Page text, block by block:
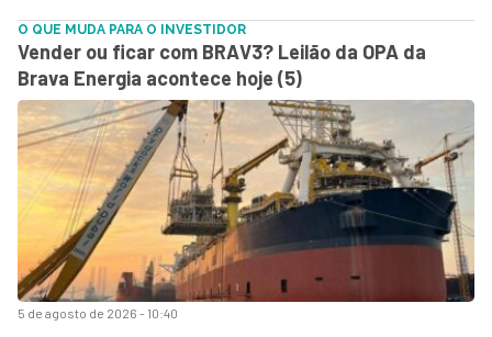
5 de agosto de 2026 - 10:40
O QUE MUDA PARA O INVESTIDOR
Vender ou ficar com BRAV3? Leilão da OPA da
Brava Energia acontece hoje (5)